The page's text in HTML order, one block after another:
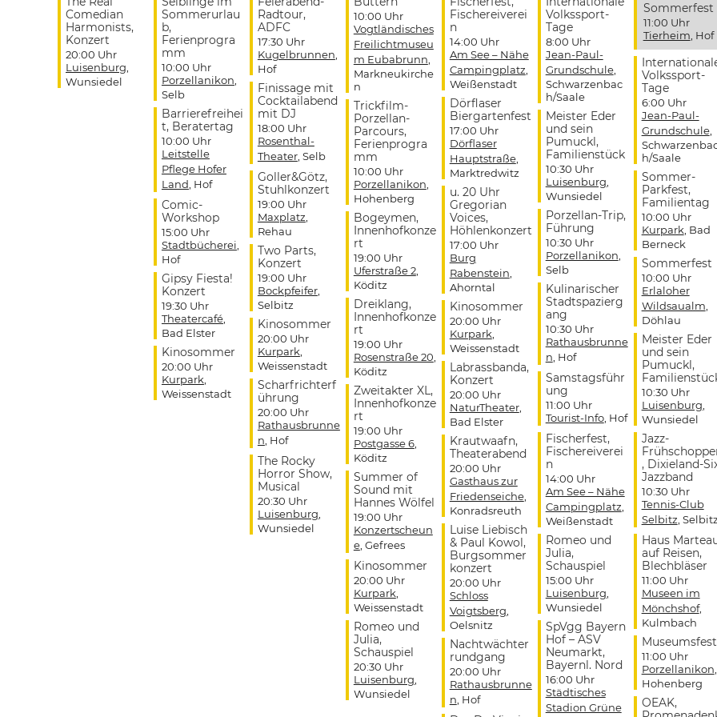
Comedian
Harmonists,
Konzert
20:00 Uhr
Luisenburg
Wunsiedel
Sommerurlau
b,
Ferienprogra
mm
10:00 Uhr
Porzellanikon
Selb
Barrierefreihei
t, Beratertag
10:00 Uhr
Leitstelle
Pflege Hofer
Land , Hof
Comic-
Workshop
15:00 Uhr
Stadtbücherei
Hof
Gipsy Fiesta!
Konzert
19:30 Uhr
Theatercafé,
Bad Elster
Kinosommer
20:00 Uhr
Kurpark
Weissenstadt
Radtour,
ADFC
17:30 Uhr
Kugelbrunnen
Hof
Finissage mit
Cocktailabend
mit DJ
18:00 Uhr
Rosenthal-
Theater, Selb
Goller&Götz,
Stuhlkonzert
19:00 Uhr
Maxplatz
Rehau
Two Parts,
Konzert
19:00 Uhr
Bockpfeifer,
Selbitz
Kinosommer
20:00 Uhr
Kurpark
Weissenstadt
Scharfrichterf
ührung
20:00 Uhr
Rathausbrunne
n , Hof
The Rocky
Horror Show,
Musical
20:30 Uhr
Luisenburg
Wunsiedel
10:00 Uhr
Vogtländisches
Freilichtmuseu
m Eubabrunn
Markneukirche
n
Trickfilm-
Porzellan-
Parcours,
Ferienprogra
mm
10:00 Uhr
Porzellanikon
Hohenberg
Bogeymen,
Innenhofkonze
rt
19:00 Uhr
Uferstraße 2,
Köditz
Dreiklang,
Innenhofkonze
rt
19:00 Uhr
Rosenstraße 20
Köditz
Zweitakter XL,
Innenhofkonze
rt
19:00 Uhr
Postgasse 6,
Köditz
Summer of
Sound mit
Hannes Wölfel
19:00 Uhr
Konzertscheun
e, Gefrees
Kinosommer
20:00 Uhr
Kurpark
Weissenstadt
Romeo und
Julia,
Schauspiel
20:30 Uhr
Luisenburg
Wunsiedel
Fischereiverei
n
14:00 Uhr
Am See – Nähe
Campingplatz
Weißenstadt
Dörflaser
Biergartenfest
17:00 Uhr
Dörflaser
Hauptstraße,
Marktredwitz
u. 20 Uhr
Gregorian
Voices,
Höhlenkonzert
17:00 Uhr
Burg
Rabenstein
Ahorntal
Kinosommer
20:00 Uhr
Kurpark
Weissenstadt
Labrassbanda,
Konzert
20:00 Uhr
NaturTheater,
Bad Elster
Krautwaafn,
Theaterabend
20:00 Uhr
Gasthaus zur
Friedenseiche,
Konradsreuth
Luise Liebisch
& Paul Kowol,
Burgsommer
konzert
20:00 Uhr
Schloss
Voigtsberg
Oelsnitz
Nachtwächter
rundgang
20:00 Uhr
Rathausbrunne
n , Hof
Volkssport-
Tage
8:00 Uhr
Jean-Paul-
Grundschule,
Schwarzenbac
h/Saale
Meister Eder
und sein
Pumuckl,
Familienstück
10:30 Uhr
Luisenburg
Wunsiedel
Porzellan-Trip,
Führung
10:30 Uhr
Porzellanikon
Selb
Kulinarischer
Stadtspazierg
ang
10:30 Uhr
Rathausbrunne
n , Hof
Samstagsführ
ung
11:00 Uhr
Tourist-Info, Hof
Fischerfest,
Fischereiverei
n
14:00 Uhr
Am See – Nähe
Campingplatz
Weißenstadt
Romeo und
Julia,
Schauspiel
15:00 Uhr
Luisenburg
Wunsiedel
SpVgg Bayern
Hof – ASV
Neumarkt,
Bayernl. Nord
16:00 Uhr
Städtisches
Stadion Grüne
Sommerfest
11:00 Uhr
Tierheim , Hof
Volkssport-
Tage
6:00 Uhr
Jean-Paul-
Grundschule,
h/Saale
Sommer-
Parkfest,
Familientag
10:00 Uhr
Kurpark , Bad
Berneck
Sommerfest
10:00 Uhr
Erlaloher
Wildsaualm
Döhlau
Meister Eder
und sein
Pumuckl,
10:30 Uhr
Luisenburg
Wunsiedel
Jazz-
, Dixieland-
Jazzband
10:30 Uhr
Tennis-Club
Selbitz ,
Haus
auf Reisen,
Blechbläser
11:00 Uhr
Museen im
Mönchshof,
Kulmbach
Museumsfest
11:00 Uhr
Porzellanikon
Hohenberg
OEAK,